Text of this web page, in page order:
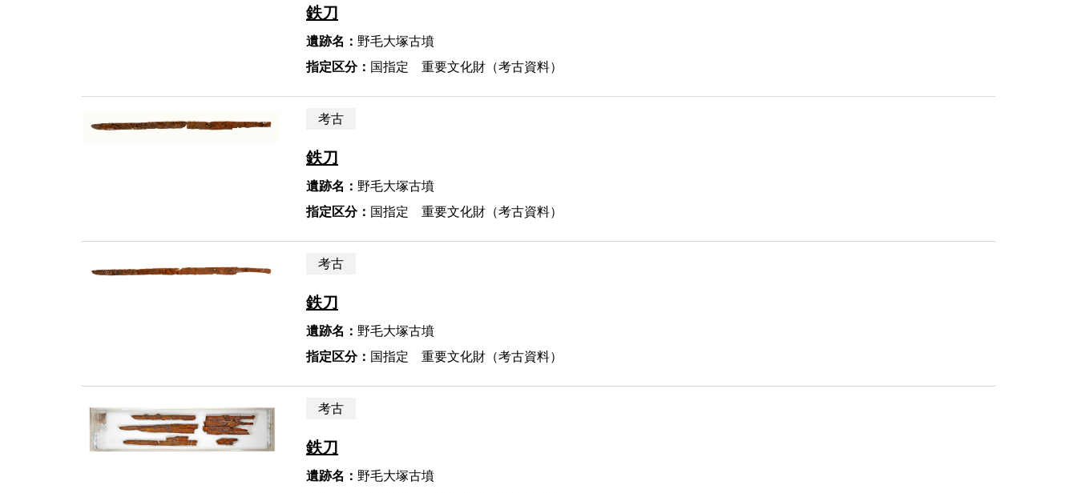
鉄刀
遺跡名： 野毛大塚古墳
指定区分： 国指定 重要文化財（考古資料）
考古
鉄刀
遺跡名： 野毛大塚古墳
指定区分： 国指定 重要文化財（考古資料）
考古
鉄刀
遺跡名： 野毛大塚古墳
指定区分： 国指定 重要文化財（考古資料）
考古
鉄刀
遺跡名： 野毛大塚古墳